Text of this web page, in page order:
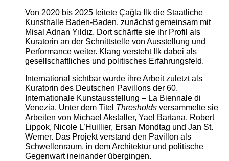
Von 2020 bis 2025 leitete Çağla Ilk die Staatliche
Kunsthalle Baden-Baden, zunächst gemeinsam mit
Misal Adnan Yıldız. Dort schärfte sie ihr Profil als
Kuratorin an der Schnittstelle von Ausstellung und
Performance weiter. Klang versteht Ilk dabei als
gesellschaftliches und politisches Erfahrungsfeld.
International sichtbar wurde ihre Arbeit zuletzt als
Kuratorin des Deutschen Pavillons der 60.
Internationale Kunstausstellung – La Biennale di
Venezia. Unter dem Titel Thresholdsversammelte sie
Arbeiten von Michael Akstaller, Yael Bartana, Robert
Lippok, Nicole L’Huillier, Ersan Mondtag und Jan St.
Werner. Das Projekt verstand den Pavillon als
Schwellenraum, in dem Architektur und politische
Gegenwart ineinander übergingen.